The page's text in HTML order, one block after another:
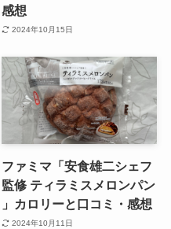
感想
2024年10月15日
ファミマ「安食雄二シェフ
監修 ティラミスメロンパン
」カロリーと口コミ・感想
2024年10月11日